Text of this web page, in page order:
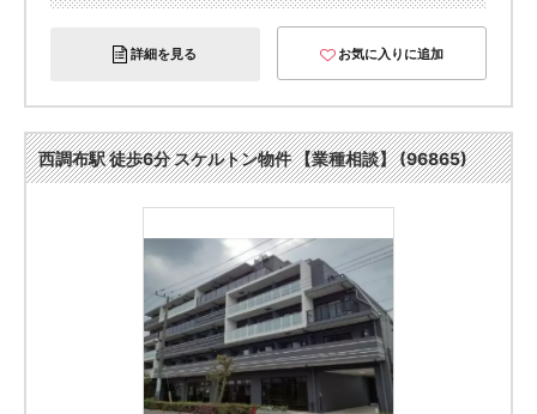
詳細を見る お気に入りに追加
西調布駅 徒歩6分 スケルトン物件 【業種相談】 (96865)